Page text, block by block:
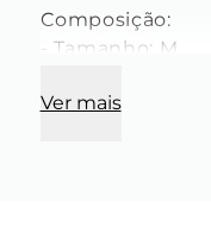
Composição:
- Tamanho: M
Ver mais